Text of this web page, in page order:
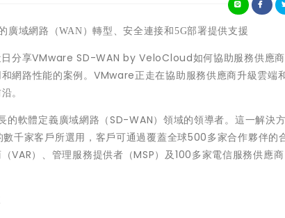
廣域網路（WAN）轉型、安全連接和5G部署提供支援
分享VMware SD-WAN by VeloCloud如何協助服務供應
網路性能的案例。VMware正走在協助服務供應商升級雲端
。
軟體定義廣域網路（SD-WAN）領域的領導者。這一解決
千家客戶所選用，客戶可通過覆蓋全球500多家合作夥伴的
VAR）、管理服務提供者（MSP）及100多家電信服務供應